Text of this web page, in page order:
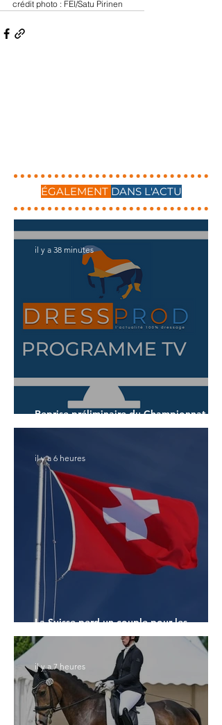
crédit photo : FEI/Satu Pirinen
ÉGALEMENT DANS L'ACTU
Reprise préliminaire du Championnat du
Monde des 7 ans
il y a 38 minutes
La Suisse perd un couple pour les
Championnats du Monde
il y a 6 heures
il y a 7 heures